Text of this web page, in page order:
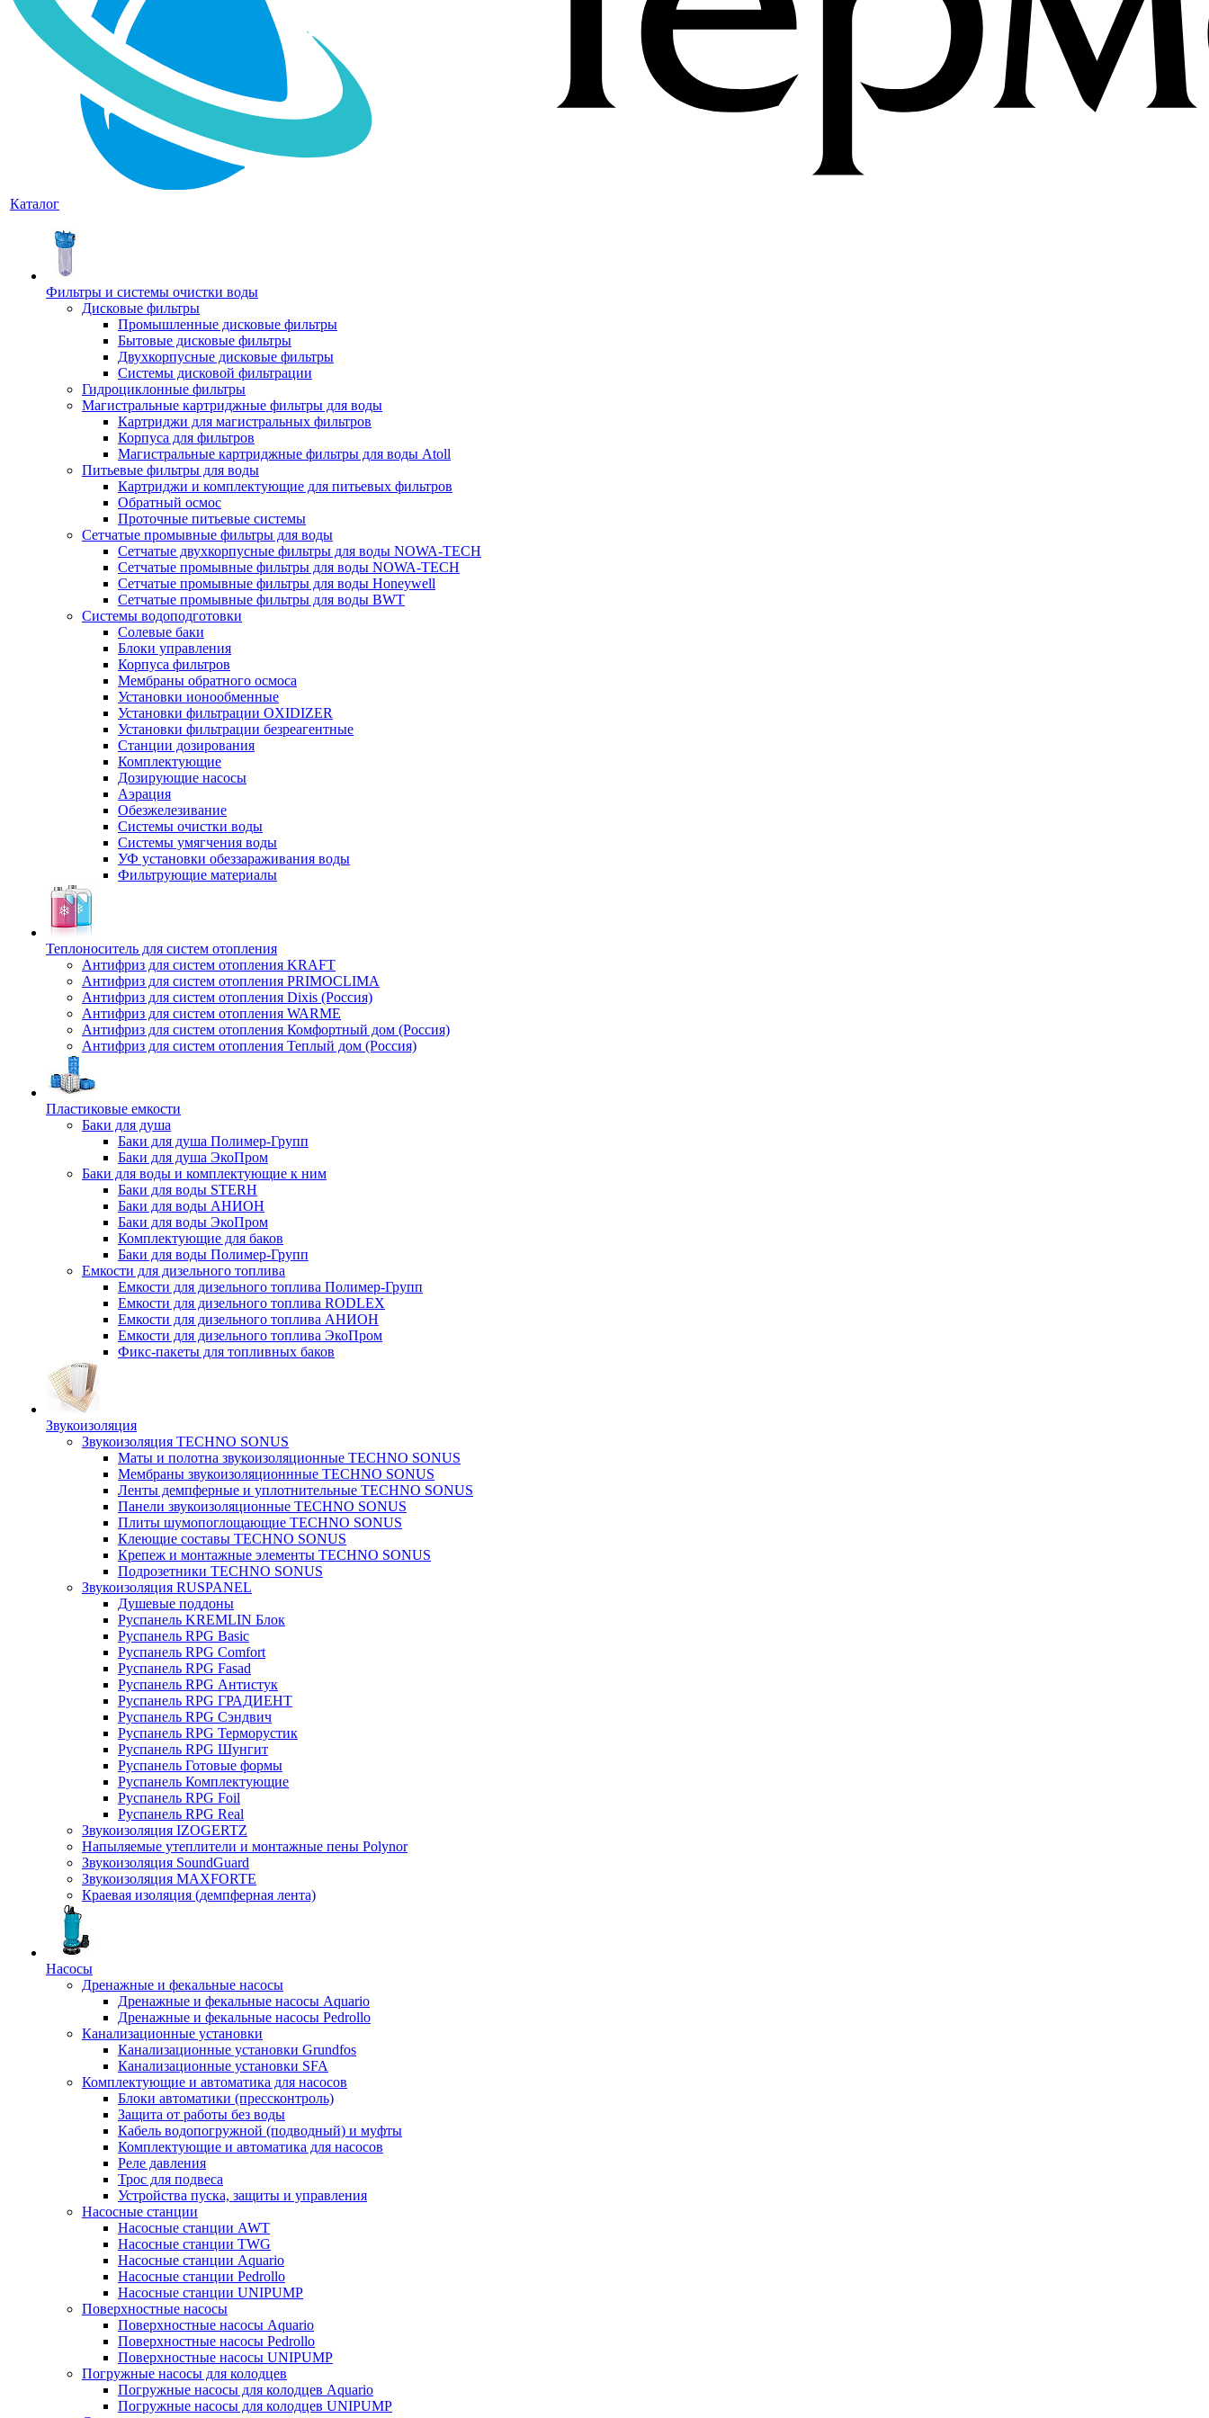
Каталог
Фильтры и системы очистки воды
Дисковые фильтры
Промышленные дисковые фильтры
Бытовые дисковые фильтры
Двухкорпусные дисковые фильтры
Системы дисковой фильтрации
Гидроциклонные фильтры
Магистральные картриджные фильтры для воды
Картриджи для магистральных фильтров
Корпуса для фильтров
Магистральные картриджные фильтры для воды Atoll
Питьевые фильтры для воды
Картриджи и комплектующие для питьевых фильтров
Обратный осмос
Проточные питьевые системы
Сетчатые промывные фильтры для воды
Сетчатые двухкорпусные фильтры для воды NOWA-TECH
Сетчатые промывные фильтры для воды NOWA-TECH
Сетчатые промывные фильтры для воды Honeywell
Сетчатые промывные фильтры для воды BWT
Системы водоподготовки
Солевые баки
Блоки управления
Корпуса фильтров
Мембраны обратного осмоса
Установки ионообменные
Установки фильтрации OXIDIZER
Установки фильтрации безреагентные
Станции дозирования
Комплектующие
Дозирующие насосы
Аэрация
Обезжелезивание
Системы очистки воды
Системы умягчения воды
УФ установки обеззараживания воды
Фильтрующие материалы
Теплоноситель для систем отопления
Антифриз для систем отопления KRAFT
Антифриз для систем отопления PRIMOCLIMA
Антифриз для систем отопления Dixis (Россия)
Антифриз для систем отопления WARME
Антифриз для систем отопления Комфортный дом (Россия)
Антифриз для систем отопления Теплый дом (Россия)
Пластиковые емкости
Баки для душа
Баки для душа Полимер-Групп
Баки для душа ЭкоПром
Баки для воды и комплектующие к ним
Баки для воды STERH
Баки для воды АНИОН
Баки для воды ЭкоПром
Комплектующие для баков
Баки для воды Полимер-Групп
Емкости для дизельного топлива
Емкости для дизельного топлива Полимер-Групп
Емкости для дизельного топлива RODLEX
Емкости для дизельного топлива АНИОН
Емкости для дизельного топлива ЭкоПром
Фикс-пакеты для топливных баков
Звукоизоляция
Звукоизоляция TECHNO SONUS
Маты и полотна звукоизоляционные TECHNO SONUS
Мембраны звукоизоляционнные TECHNO SONUS
Ленты демпферные и уплотнительные TECHNO SONUS
Панели звукоизоляционные TECHNO SONUS
Плиты шумопоглощающие TECHNO SONUS
Клеющие составы TECHNO SONUS
Крепеж и монтажные элементы TECHNO SONUS
Подрозетники TECHNO SONUS
Звукоизоляция RUSPANEL
Душевые поддоны
Руспанель KREMLIN Блок
Руспанель RPG Basic
Руспанель RPG Comfort
Руспанель RPG Fasad
Руспанель RPG Антистук
Руспанель RPG ГРАДИЕНТ
Руспанель RPG Сэндвич
Руспанель RPG Терморустик
Руспанель RPG Шунгит
Руспанель Готовые формы
Руспанель Комплектующие
Руспанель RPG Foil
Руспанель RPG Real
Звукоизоляция IZOGERTZ
Напыляемые утеплители и монтажные пены Polynor
Звукоизоляция SoundGuard
Звукоизоляция MAXFORTE
Краевая изоляция (демпферная лента)
Насосы
Дренажные и фекальные насосы
Дренажные и фекальные насосы Aquario
Дренажные и фекальные насосы Pedrollo
Канализационные установки
Канализационные установки Grundfos
Канализационные установки SFA
Комплектующие и автоматика для насосов
Блоки автоматики (прессконтроль)
Защита от работы без воды
Кабель водопогружной (подводный) и муфты
Комплектующие и автоматика для насосов
Реле давления
Трос для подвеса
Устройства пуска, защиты и управления
Насосные станции
Насосные станции AWT
Насосные станции TWG
Насосные станции Aquario
Насосные станции Pedrollo
Насосные станции UNIPUMP
Поверхностные насосы
Поверхностные насосы Aquario
Поверхностные насосы Pedrollo
Поверхностные насосы UNIPUMP
Погружные насосы для колодцев
Погружные насосы для колодцев Aquario
Погружные насосы для колодцев UNIPUMP